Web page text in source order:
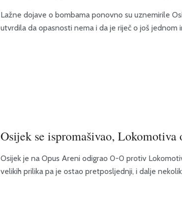
Lažne dojave o bombama ponovno su uznemirile
utvrdila da opasnosti nema i da je riječ o još jednom
Osijek se ispromašivao, Lokomotiva
Osijek je na Opus Areni odigrao 0-0 protiv
velikih prilika pa je ostao pretposljednji, i dalje